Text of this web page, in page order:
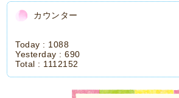
カウンター
Today : 1088
Yesterday :690
Total : 1112152